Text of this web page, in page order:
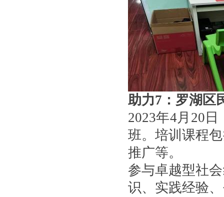
助力7 ： 罗湖区
2023年4月20
班。培训课程
推广等。
参与卓越型社
识、实践经验